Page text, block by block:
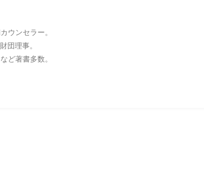
ウンセラー。
団理事。
ど著書多数。